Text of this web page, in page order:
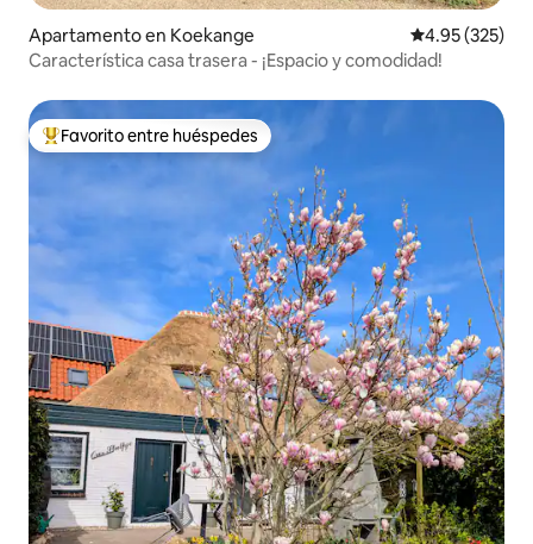
Apartamento en Koekange Calificación
4.95 (325)
Característica casa trasera - ¡Espacio y comodidad!
Favorito entre huéspedes preferido
Favorito entre huéspedes